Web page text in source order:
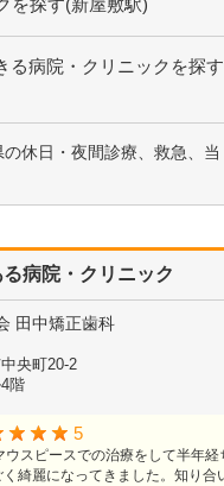
を探す(新屋敷駅)
る病院・クリニックを探
休日・夜間診療、救急、当
病院・クリニック
田中矯正歯科
央町20-2
階
5
スピースでの治療をして半年経
綺麗になってきました。知り合